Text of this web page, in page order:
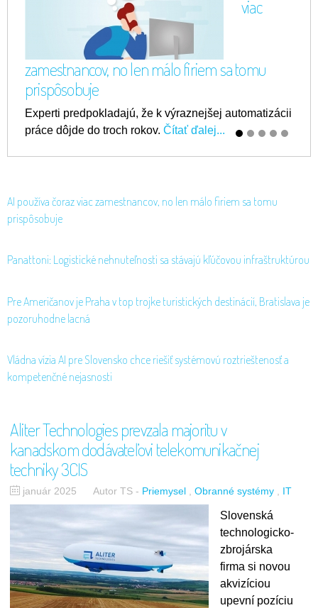
viac
zamestnancov, no len málo firiem sa tomu
prispôsobuje
Experti predpokladajú, že k výraznejšej automatizácii
práce dôjde do troch rokov. Čítať ďalej...
AI používa čoraz viac zamestnancov, no len málo firiem sa tomu
prispôsobuje
Panattoni: Logistické nehnuteľnosti sa stávajú kľúčovou infraštruktúrou
Pre Američanov je Praha v top trojke turistických destinácií, Bratislava je
pozoruhodne lacná
Vládna vízia AI pre Slovensko chce riešiť systémovú roztrieštenosť a
kompetenčné nejasnosti
Aliter Technologies prevzala majoritu v
kanadskom dodávateľovi telekomunikačnej
techniky 3CIS
január 2025 Autor TS- Priemysel Obranné systémy IT
Slovenská
technologicko-
zbrojárska
firma si novou
akvizíciou
upevní pozíciu